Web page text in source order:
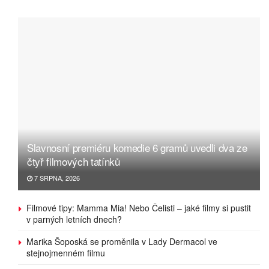
Slavnosní premiéru komedie 6 gramů uvedli dva ze
čtyř filmových tatínků
7 SRPNA, 2026
Filmové tipy: Mamma Mia! Nebo Čelisti – jaké filmy si pustit
v parných letních dnech?
Marika Šoposká se proměnila v Lady Dermacol ve
stejnojmenném filmu